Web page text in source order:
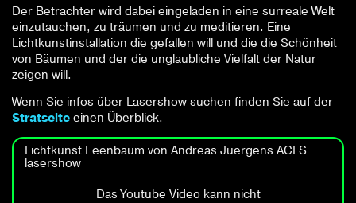
Der Betrachter wird dabei eingeladen in eine surreale Welt
einzutauchen, zu träumen und zu meditieren. Eine
Lichtkunstinstallation die gefallen will und die die Schönheit
von Bäumen und der die unglaubliche Vielfalt der Natur
zeigen will.
Wenn Sie infos über Lasershow suchen finden Sie auf der
Stratseite einen Überblick.
Lichtkunst Feenbaum von Andreas Juergens ACLS
lasershow